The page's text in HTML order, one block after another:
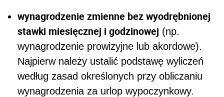
wynagrodzenie zmienne bez wyodrębnionej
stawki miesięcznej i godzinowej (np.
wynagrodzenie prowizyjne lub akordowe).
Najpierw należy ustalić podstawę wyliczeń
według zasad określonych przy obliczaniu
wynagrodzenia za urlop wypoczynkowy.